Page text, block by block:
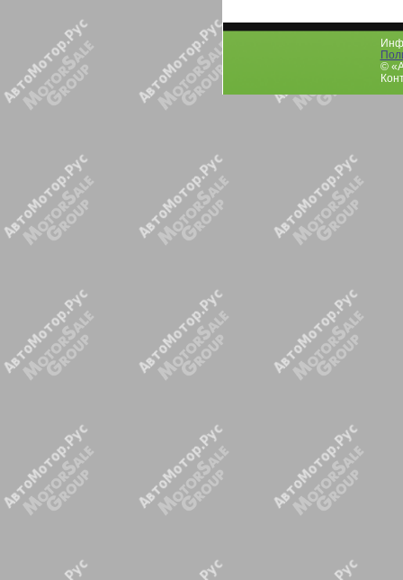
©